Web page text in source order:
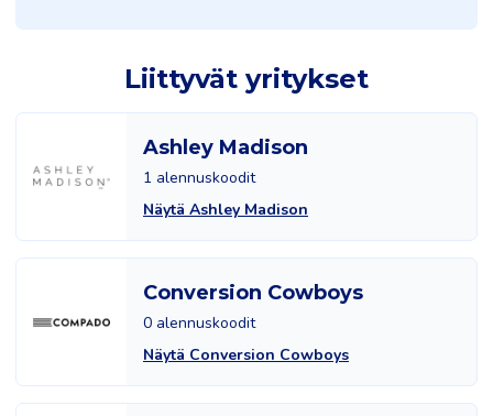
Liittyvät yritykset
Ashley Madison
1 alennuskoodit
Näytä Ashley Madison
Conversion Cowboys
0 alennuskoodit
Näytä Conversion Cowboys